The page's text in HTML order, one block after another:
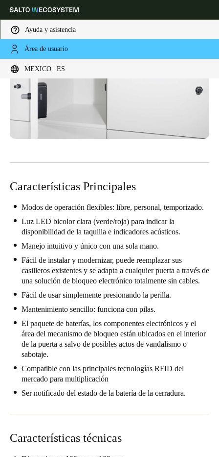
Ayuda y asistencia
Área de usuario
MEXICO | ES
Elija su ubicación y configuración de idioma
Global Caribbean -
Mexico
Español
Chile
Español
Guardar la nueva selección como predeterminada
Características Principales
Modos de operación flexibles: libre, personal, temporizado.
Luz LED bicolor clara (verde/roja) para indicar la
disponibilidad de la taquilla e indicadores acústicos.
Manejo intuitivo y único con una sola mano.
Fácil de instalar y modernizar, puede reemplazar sus
casilleros existentes y se adapta a cualquier puerta a través de
una solución de bloqueo electrónico totalmente sin cables.
Fácil de usar simplemente presionando la perilla.
Mantenimiento sencillo: funciona con pilas.
El paquete de baterías, los componentes electrónicos y el
área del mecanismo de bloqueo están ubicados en el interior
de la puerta a salvo de posibles actos de vandalismo o
sabotaje.
Compatible con las principales tecnologías RFID del
mercado para multiplicación
Ser notificado del estado de la batería de la cerradura.
Características técnicas